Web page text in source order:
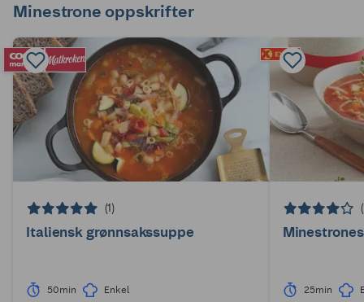
Minestrone oppskrifter
(1)
Italiensk grønnsakssuppe
50min Enkel 25min